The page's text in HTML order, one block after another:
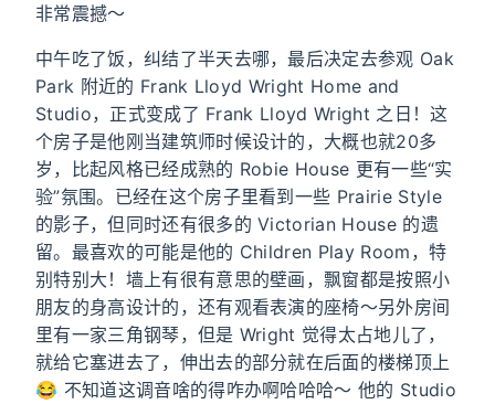
非常震撼～
中午吃了饭，纠结了半天去哪，最后决定去参观 Oak
Park 附近的 Frank Lloyd Wright Home and
Studio，正式变成了 Frank Lloyd Wright 之日！这
个房子是他刚当建筑师时候设计的，大概也就20多
岁，比起风格已经成熟的 Robie House 更有一些“实
验”氛围。已经在这个房子里看到一些 Prairie Style
的影子，但同时还有很多的 Victorian House 的遗
留。最喜欢的可能是他的 Children Play Room，特
别特别大！墙上有很有意思的壁画，飘窗都是按照小
朋友的身高设计的，还有观看表演的座椅～另外房间
里有一家三角钢琴，但是 Wright 觉得太占地儿了，
就给它塞进去了，伸出去的部分就在后面的楼梯顶上
😂 不知道这调音啥的得咋办啊哈哈哈～ 他的 Studio